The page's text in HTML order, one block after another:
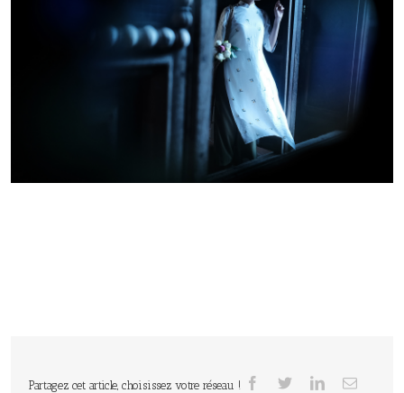
Partagez cet article, choisissez votre réseau !